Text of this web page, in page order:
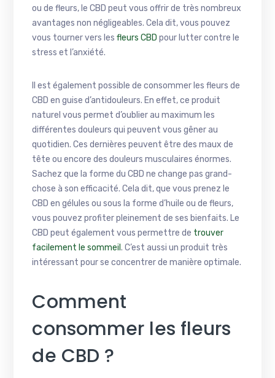
ou de fleurs, le CBD peut vous offrir de très nombreux
avantages non négligeables. Cela dit, vous pouvez
vous tourner vers lesfleurs CBD pour lutter contre le
stress et l’anxiété.
Il est également possible de consommer les fleurs de
CBD en guise d’antidouleurs. En effet, ce produit
naturel vous permet d’oublier au maximum les
différentes douleurs qui peuvent vous gêner au
quotidien. Ces dernières peuvent être des maux de
tête ou encore des douleurs musculaires énormes.
Sachez que la forme du CBD ne change pas grand-
chose à son efficacité. Cela dit, que vous prenez le
CBD en gélules ou sous la forme d’huile ou de fleurs,
vous pouvez profiter pleinement de ses bienfaits. Le
CBD peut également vous permettre de trouver
facilement le sommeil. C’est aussi un produit très
intéressant pour se concentrer de manière optimale.
Comment
consommer les fleurs
de CBD ?